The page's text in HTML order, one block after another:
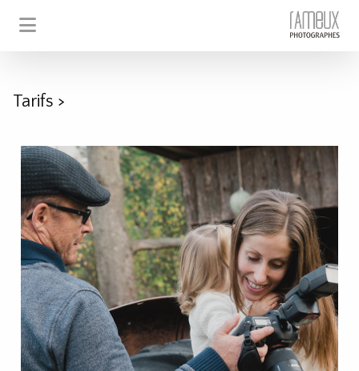
Tarifs >